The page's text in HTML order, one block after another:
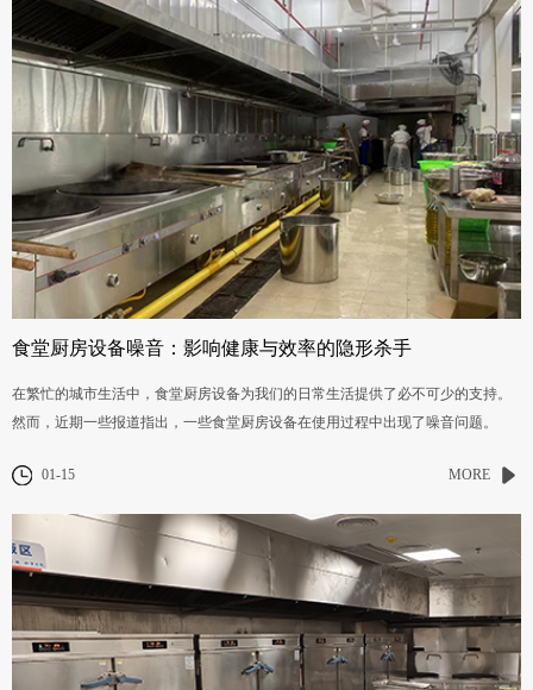
食堂厨房设备噪音：影响健康与效率的隐形杀手
在繁忙的城市生活中，食堂厨房设备为我们的日常生活提供了必不可少的支持。
然而，近期一些报道指出，一些食堂厨房设备在使用过程中出现了噪音问题。
01-15 MORE